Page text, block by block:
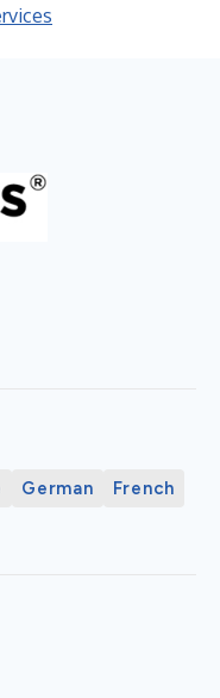
German
French